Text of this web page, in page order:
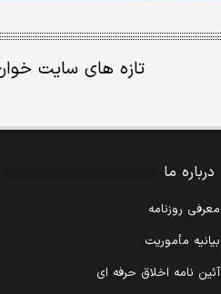
تازه های سایت
درباره ما
معرفی روزنامه
بیانیه مأموریت
آئین نامه اخلاق حرفه ای